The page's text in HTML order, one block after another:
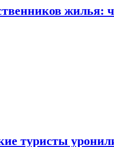
жилья:
туристы